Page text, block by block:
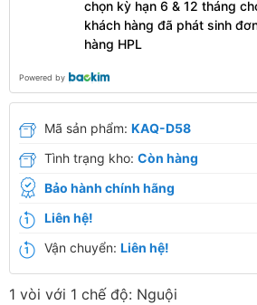
chọn kỳ hạn 6 & 12 tháng
khách hàng đã phát sinh
hàng HPL
Powered by
Mã sản phẩm: KAQ-D58
Tình trạng kho: Còn hàng
Bảo hành chính hãng
Liên hệ!
Vận chuyển: Liên hệ!
1 vòi với 1 chế độ: Nguội